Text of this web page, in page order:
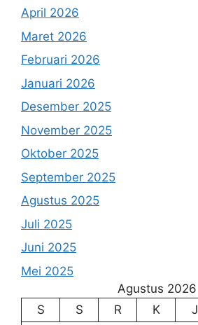
April 2026
Maret 2026
Februari 2026
Januari 2026
Desember 2025
November 2025
Oktober 2025
September 2025
Agustus 2025
Juli 2025
Juni 2025
Mei 2025
Agustus 2026
S
S R K J